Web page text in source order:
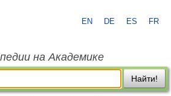
EN DE ES FR
на Академике
Найти!